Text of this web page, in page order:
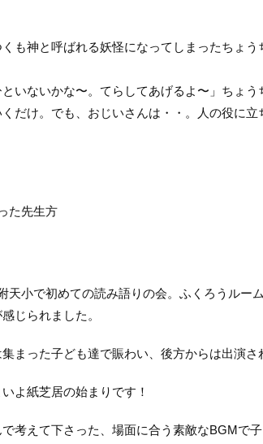
も神と呼ばれる妖怪になってしまったちょ
といないかな〜。てらしてあげるよ〜」ちょ
だけ。でも、おじいさんは・・。人の役に
た先生方
天小で初めての読み語りの会。ふくろうルー
じられました。
まった子ども達で賑わい、後方からは出演さ
よ紙芝居の始まりです！
考えて下さった、場面に合う素敵なBGMで